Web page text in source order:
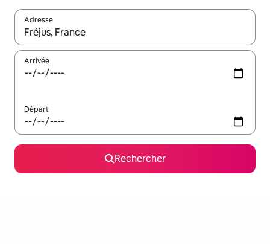
Adresse
Lorsque les résultats s'affichent, utilisez les flèches vers le
Arrivée
Départ
Rechercher